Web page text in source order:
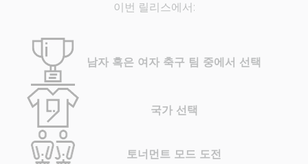
이번 릴리스에서:
남자 혹은 여자 축구 팀 중에서 선택
국가 선택
토너먼트 모드 도전